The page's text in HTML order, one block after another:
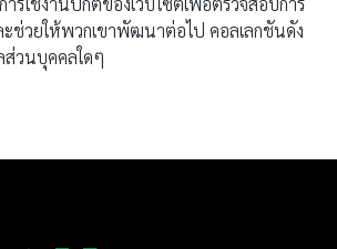
ะช่วยให้พวกเขาพัฒนาต่อไป คอลเลกชันดัง
ส่วนบุคคลใดๆ